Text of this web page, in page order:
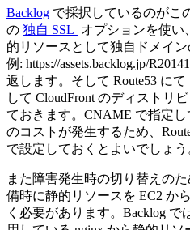
Backlog で採択しているのがこ
の 独自 SSL オプションを使い
的リソースとして独自ドメイ
例: https://assets.backlog.jp/
返します。そして Route53 にて
して CloudFront のディストリ
ておきます。CNAME で指定
のコストが発生するため、
で設定しておくとよいでしょう
また障害発生時の切り替えの
備時に静的リソースを EC2 か
く必要があります。Backlog で